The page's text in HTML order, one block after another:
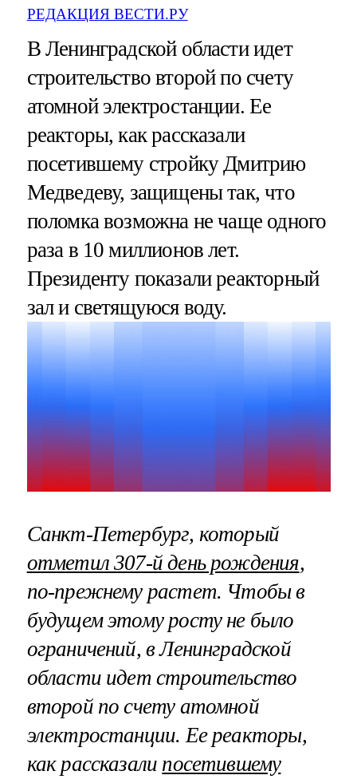
РЕДАКЦИЯ ВЕСТИ.РУ
В Ленинградской области идет
строительство второй по счету
атомной электростанции. Ее
реакторы, как рассказали
посетившему стройку Дмитрию
Медведеву, защищены так, что
поломка возможна не чаще одного
раза в 10 миллионов лет.
Президенту показали реакторный
зал и светящуюся воду.
Санкт-Петербург, который
отметил 307-й день рождения,
по-прежнему растет. Чтобы в
будущем этому росту не было
ограничений, в Ленинградской
области идет строительство
второй по счету атомной
электростанции. Ее реакторы,
как рассказали посетившему